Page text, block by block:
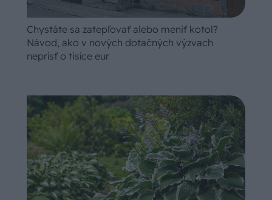
Chystáte sa zatepľovať alebo meniť kotol?
Návod, ako v nových dotačných výzvach
neprísť o tisíce eur